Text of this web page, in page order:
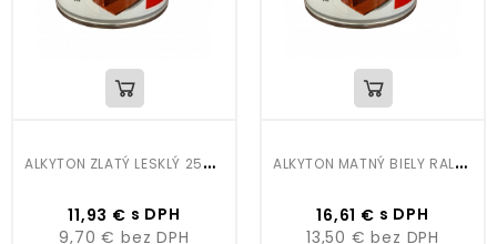
A
LKYTON ZLATÝ LESKLÝ 250ML
Cena
11,93 € s DPH
9,70 € bez DPH
A
LKYTON MATNÝ BIELY RAL9010 750ML
Cena
16,61 € s DPH
13,50 € bez DPH